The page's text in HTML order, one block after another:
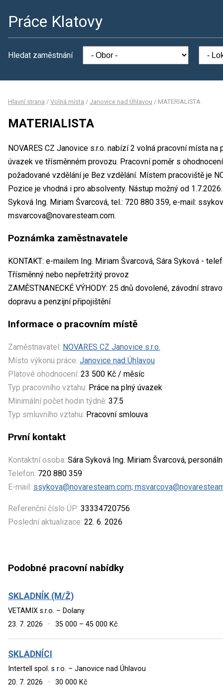
Práce Klatovy
Hledat zaměstnání
Hlavní strana / Volná místa / Janovice nad Úhlavou / MATERIALISTA
MATERIALISTA
NOVARES CZ Janovice s.r.o. nabízí 2 volná pracovní místa
úvazek ve třísměnném provozu. Pracovní poměr s
požadované vzdělání je Bez vzdělání. Místem pracoviště je
Pozice je vhodná i pro absolventy. Nástup možný od
Syková Ing. Miriam Švarcová, tel.: 720 880 359, e-mail:
msvarcova@novaresteam.com.
Poznámka zaměstnavatele
KONTAKT: e-mailem Ing. Miriam Švarcová, Sára Syková -
Třísměnný nebo nepřetržitý provoz
ZAMĚSTNANECKÉ VÝHODY: 25 dnů dovolené, závodní
dopravu a penzijní připojištění
Informace o pracovním místě
Zaměstnavatel: NOVARES CZ Janovice s.r.o.
Místo výkonu práce: Janovice nad Úhlavou
Platové ohodnocení: 23 500 Kč / měsíc
Typ pracovního vztahu: Práce na plný úvazek
Minimální počet hodin týdně: 37.5
Typ smluvního vztahu: Pracovní smlouva
První kontakt
Kontaktní osoba: Sára Syková Ing. Miriam Švarcová,
Telefon: 720 880 359
E-mail: ssykova@novaresteam.com;
Referenční číslo ÚP: 33334720756
Poslední aktualizace: 22. 6. 2026
Podobné pracovní nabídky
SKLADNÍK (M/Ž)
VETAMIX s.r.o. – Dolany
23. 7. 2026
· 35 000 – 45 000 Kč
SKLADNÍCI
Intertell spol. s r.o. – Janovice nad Úhlavou
20. 7. 2026
· 30 000 Kč